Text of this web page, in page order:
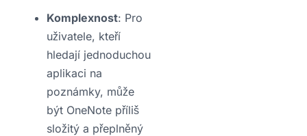
Komplexnost: Pro
uživatele, kteří
hledají jednoduchou
aplikaci na
poznámky, může
být OneNote příliš
složitý a přeplněný